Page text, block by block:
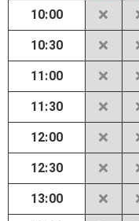
10:00
10:30
11:00
11:30
12:00
12:30
13:00